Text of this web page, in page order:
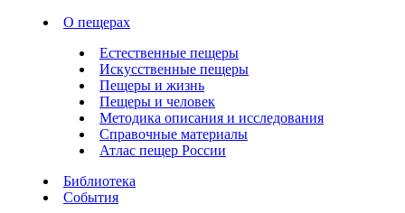
О пещерах
Естественные пещеры
Искусственные пещеры
Пещеры и жизнь
Пещеры и человек
Методика описания и исследования
Справочные материалы
Атлас пещер России
Библиотека
События